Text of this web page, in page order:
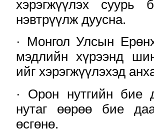
хэрэгжүүлэх суурь
нэвтрүүлж дуусна.
· Монгол Улсын
мэдлийн хүрээнд
ийг хэрэгжүүлэхэд
· Орон нутгийн бие
нутаг өөрөө бие
өсгөнө.